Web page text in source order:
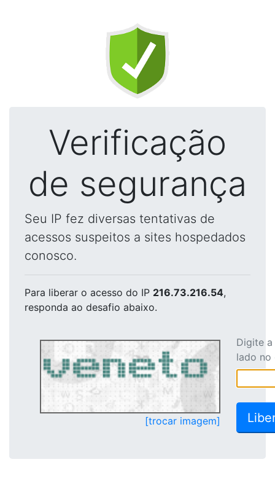
Verificação
de segurança
Seu IP fez diversas tentativas de
acessos suspeitos a sites hospedados
conosco.
Para liberar o acesso do IP 216.73.216.54,
responda ao desafio abaixo.
[trocar imagem]
Digite
lado no